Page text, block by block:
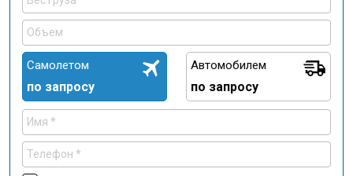
Самолетом
по запросу
Автомобилем
по запросу